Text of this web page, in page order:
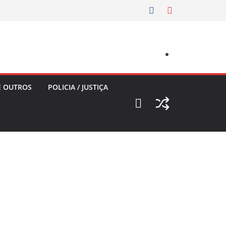
OUTROS POLICIA / JUSTIÇA